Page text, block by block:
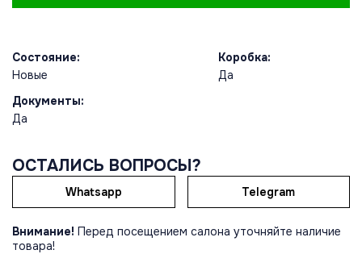
Состояние:
Новые
Коробка:
Да
Документы:
Да
ОСТАЛИСЬ ВОПРОСЫ?
Whatsapp Telegram
Внимание! Перед посещением салона уточняйте наличие
товара!